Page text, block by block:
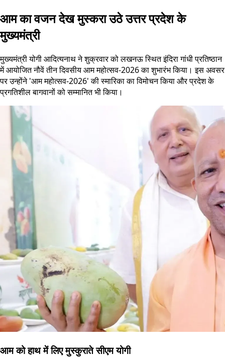
आम का वजन देख मुस्करा उठे उत्तर प्रदेश के
मुख्यमंत्री
मुख्यमंत्री योगी आदित्यनाथ ने शुक्रवार को लखनऊ स्थित इंदिरा गांधी प्रतिष्ठान
में आयोजित नौवें तीन दिवसीय आम महोत्सव-2026 का शुभारंभ किया। इस अवसर
पर उन्होंने 'आम महोत्सव-2026' की स्मारिका का विमोचन किया और प्रदेश के
प्रगतिशील बागवानों को सम्मानित भी किया।
आम को हाथ में लिए मुस्कुराते सीएम योगी